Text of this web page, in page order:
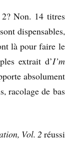
Non. 14 titres
dispensables,
là pour faire le
extrait d’I’m
absolument
racolage de bas
Vol. 2 réussi